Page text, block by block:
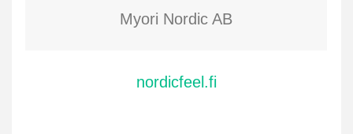
Myori Nordic AB
nordicfeel.fi